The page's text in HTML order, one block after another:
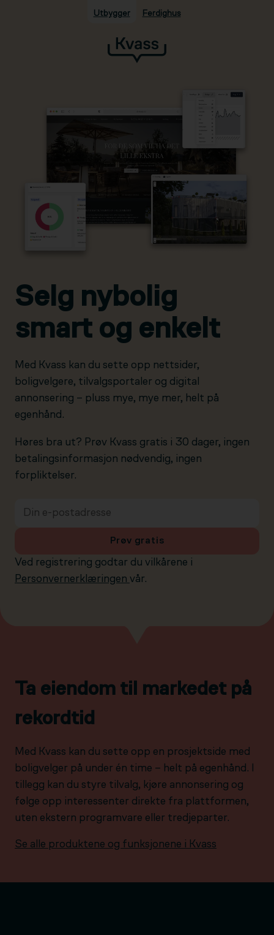
Hopp til hovedinnhold
Utbygger Ferdighus
Selg nybolig
smart og enkelt
Med Kvass kan du sette opp nettsider,
boligvelgere, tilvalgsportaler og digital
annonsering – pluss mye, mye mer, helt på
egenhånd.
Høres bra ut? Prøv Kvass gratis i 30 dager, ingen
betalingsinformasjon nødvendig, ingen
forpliktelser.
Ved registrering godtar du vilkårene i
Personvernerklæringen vår.
Prøv gratis
Ta eiendom til markedet på
rekordtid
Med Kvass kan du sette opp en prosjektside med
boligvelger på under én time – helt på egenhånd. I
tillegg kan du styre tilvalg, kjøre annonsering og
følge opp interessenter direkte fra plattformen,
uten ekstern programvare eller tredjeparter.
Se alle produktene og funksjonene i Kvass